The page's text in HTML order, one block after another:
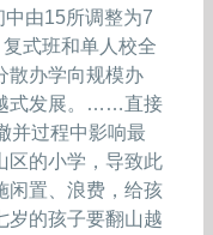
由15所调整为7
式班和单人校全
散办学向规模办
式发展。……直接
并过程中影响最
区的小学，导致此
闲置、浪费，给孩
岁的孩子要翻山越